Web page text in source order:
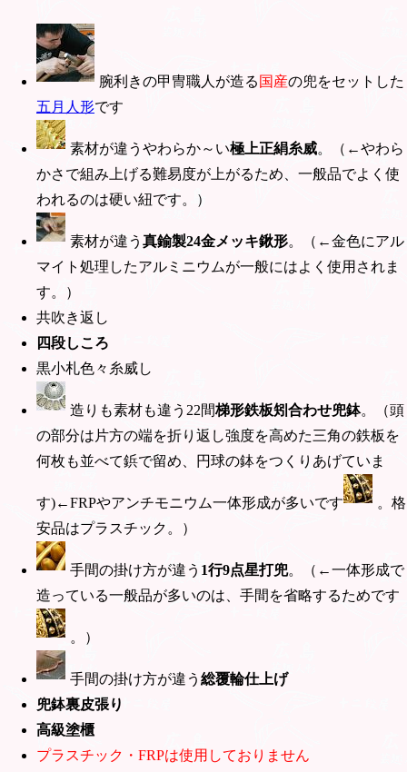
腕利きの甲冑職人が造る 国産の兜をセットした
五月人形です
素材が違うやわらか～い極上正絹糸威。（←やわら
かさで組み上げる難易度が上がるため、一般品でよく使
われるのは硬い紐です。）
素材が違う 真鍮製24金メッキ鍬形。（←金色にアル
マイト処理したアルミニウムが一般にはよく使用されま
す。）
共吹き返し
四段しころ
黒小札色々糸威し
造りも素材も違う22間梯形鉄板矧合わせ兜鉢。（頭
の部分は片方の端を折り返し強度を高めた三角の鉄板を
何枚も並べて鋲で留め、円球の鉢をつくりあげていま
す)←FRPやアンチモニウム一体形成が多いです
。格
安品はプラスチック。）
手間の掛け方が違う 1行9点星打兜。（←一体形成で
造っている一般品が多いのは、手間を省略するためです
。）
手間の掛け方が違う 総覆輪仕上げ
兜鉢裏皮張り
高級塗櫃
プラスチック・FRPは使用しておりません